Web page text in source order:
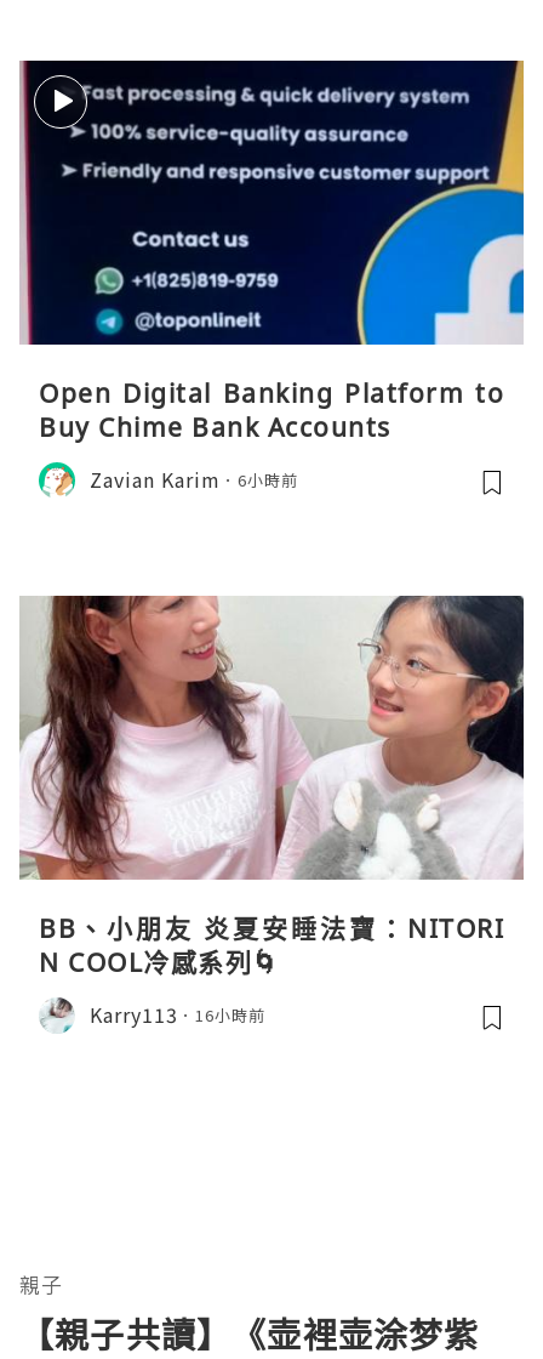
Open Digital Banking Platform to
Buy Chime Bank Accounts
Zavian Karim 6小時前
BB、小朋友 炎夏安睡法寶：NITORI
N COOL冷感系列🌀
Karry113 16小時前
親子
【親子共讀】《壶裡壶涂梦紫